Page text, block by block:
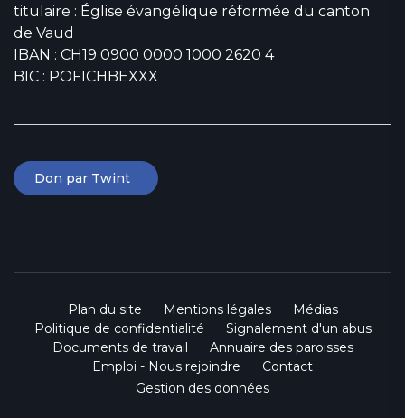
titulaire : Église évangélique réformée du canton
de Vaud
IBAN : CH19 0900 0000 1000 2620 4
BIC : POFICHBEXXX
Don par Twint
Plan du site Mentions légales
Médias
Politique de confidentialité
Signalement d'un abus
Documents de travail
Annuaire des paroisses
Emploi - Nous rejoindre
Contact
Gestion des données